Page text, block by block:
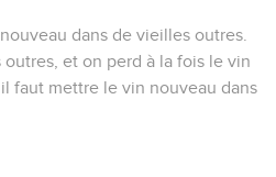
dans de vieilles outres.
et on perd à la fois le vin
faut mettre le vin nouveau dans